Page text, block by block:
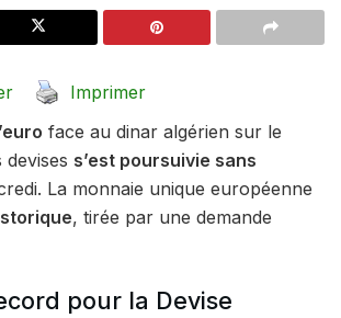
Imprimer
face au dinar algérien sur le
s’est poursuivie sans
La monnaie unique européenne
, tirée par une demande
pour la Devise